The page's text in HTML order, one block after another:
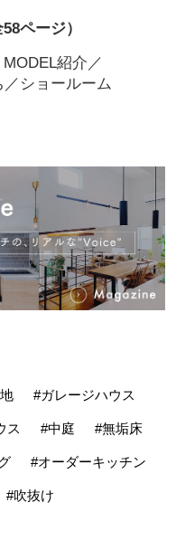
ページ）
紹介／
ショールーム
#ガレージハウス
ス #中庭 #無垢床
#オーダーキッチン
#吹抜け